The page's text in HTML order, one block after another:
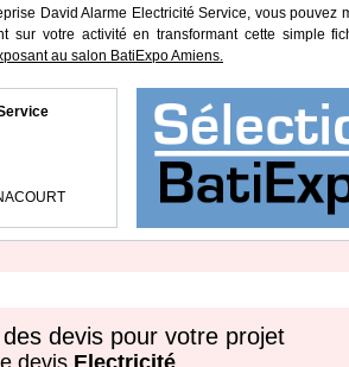
David Alarme Electricité Service, vous pouvez
sur votre activité en transformant cette simple
au salon BatiExpo Amiens.
des devis pour votre projet
devis Electricité